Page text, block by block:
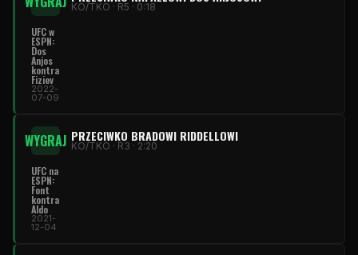
KO/TKO · R5 · 0:18
UFC w
ESPN:
Dos
Anjos
kontra
Fiziev
2022-
07-09
WYGRAJ PRZECIWKO BRADOWI RIDDELLOWI
KO/TKO · R3 · 2:20
UFC na
ESPN:
Font
kontra
Aldo
2021-
12-04